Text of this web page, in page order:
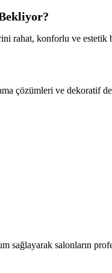
rahat, konforlu ve
çözümleri ve dekoratif
sağlayarak salonların